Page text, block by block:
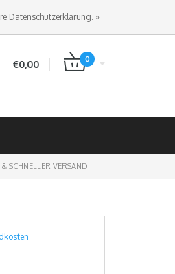
ANLEGEN
€0,00 0
SCHNELLER VERSAND
Datenschutzerklärung. »